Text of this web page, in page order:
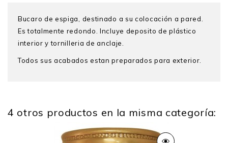
Bucaro de espiga, destinado a su colocación a pared.
Es totalmente redondo. Incluye deposito de plástico
interior y tornilleria de anclaje.
Todos sus acabados estan preparados para exterior.
4 otros productos en la misma categoría: